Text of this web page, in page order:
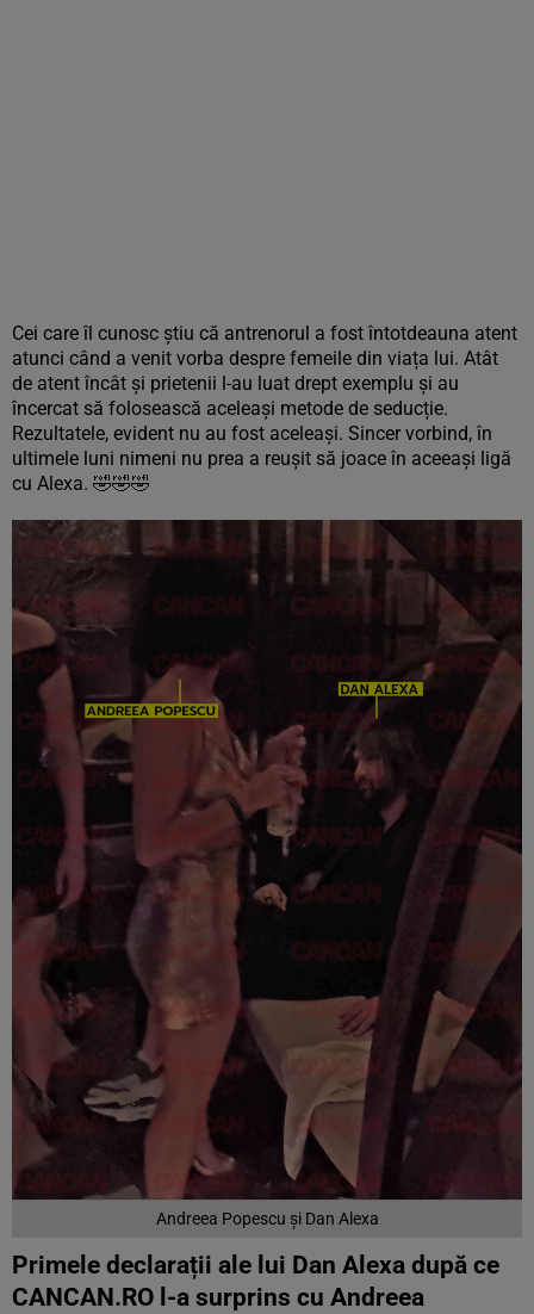
Cei care îl cunosc știu că antrenorul a fost întotdeauna atent
atunci când a venit vorba despre femeile din viața lui. Atât
de atent încât și prietenii l-au luat drept exemplu și au
încercat să folosească aceleași metode de seducție.
Rezultatele, evident nu au fost aceleași. Sincer vorbind, în
ultimele luni nimeni nu prea a reușit să joace în aceeași ligă
cu Alexa. 🤣🤣🤣
Andreea Popescu și Dan Alexa
Primele declarații ale lui Dan Alexa după ce
CANCAN.RO l-a surprins cu Andreea